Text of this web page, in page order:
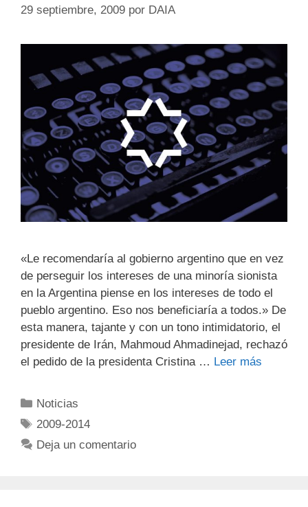
29 septiembre, 2009 por DAIA
«Le recomendaría al gobierno argentino que en vez
de perseguir los intereses de una minoría sionista
en la Argentina piense en los intereses de todo el
pueblo argentino. Eso nos beneficiaría a todos.» De
esta manera, tajante y con un tono intimidatorio, el
presidente de Irán, Mahmoud Ahmadinejad, rechazó
el pedido de la presidenta Cristina … Leer más
Noticias
2009-2014
Deja un comentario